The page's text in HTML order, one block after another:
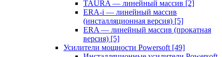
TAURA — линейный массив [2]
ERA-i — линейный массив
(инсталляционная версия) [5]
ERA — линейный массив (прокатная
версия) [5]
Усилители мощности Powersoft [49]